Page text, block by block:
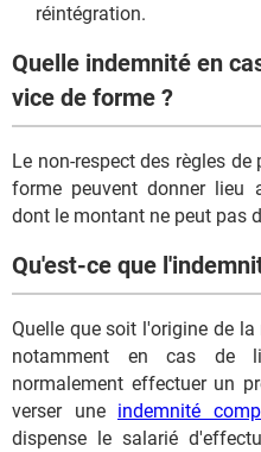
réintégration.
Quelle indemnité en
vice de forme ?
Le non-respect des règles
forme peuvent donner lieu
dont le montant ne peut pas
Qu'est-ce que
Quelle que soit l'origine de
notamment en cas de
normalement effectuer un
verser une indemnité
dispense le salarié